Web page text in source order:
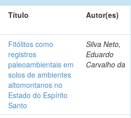
Título Autor(es)
Fitólitos como
registros
paleoambientais em
solos de ambientes
altomontanos no
Estado do Espírito
Santo
Silva Neto,
Eduardo
Carvalho da